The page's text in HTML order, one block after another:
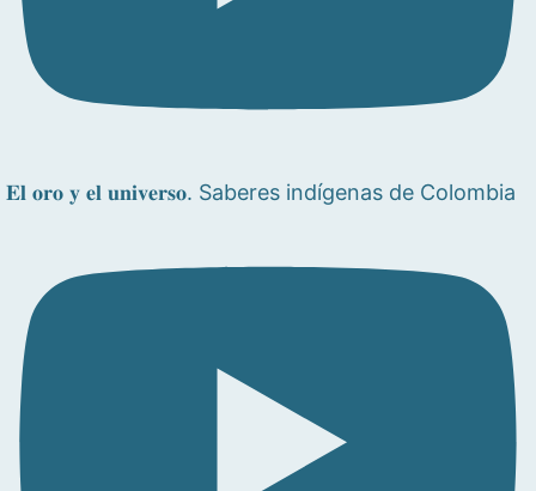
𝐄𝐥 𝐨𝐫𝐨 𝐲 𝐞𝐥 𝐮𝐧𝐢𝐯𝐞𝐫𝐬𝐨. Saberes indígenas de Colombia